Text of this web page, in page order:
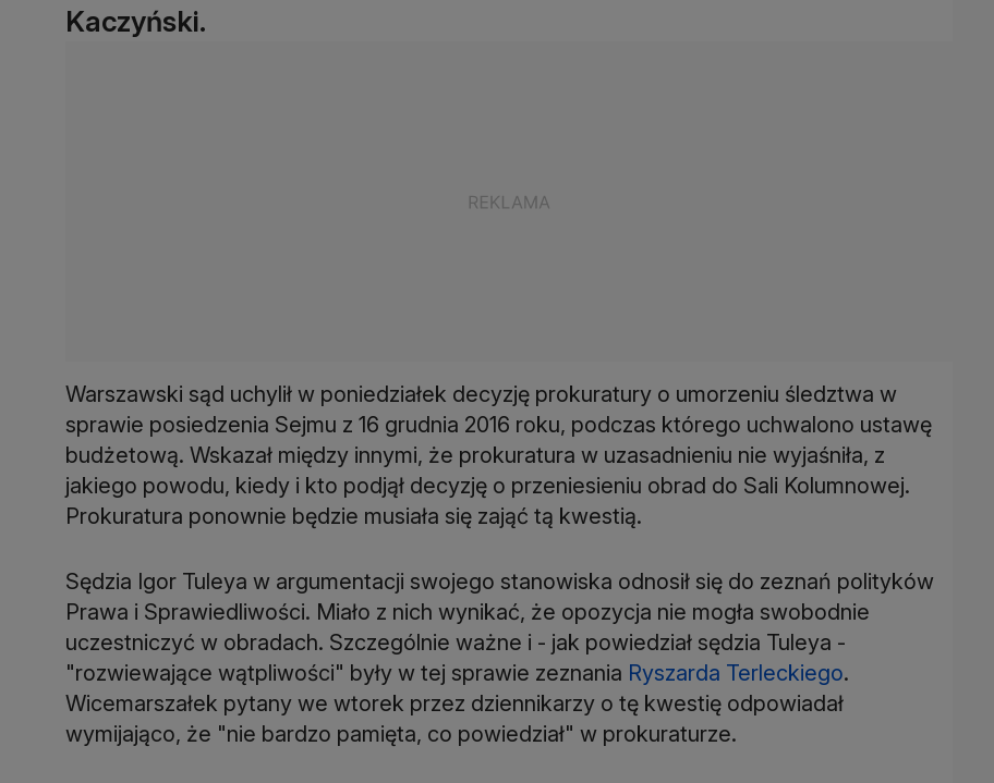
Kaczyński.
Warszawski sąd uchylił w poniedziałek decyzję prokuratury o umorzeniu śledztwa w
sprawie posiedzenia Sejmu z 16 grudnia 2016 roku, podczas którego uchwalono ustawę
budżetową. Wskazał między innymi, że prokuratura w uzasadnieniu nie wyjaśniła, z
jakiego powodu, kiedy i kto podjął decyzję o przeniesieniu obrad do Sali Kolumnowej.
Prokuratura ponownie będzie musiała się zająć tą kwestią.
Sędzia Igor Tuleya w argumentacji swojego stanowiska odnosił się do zeznań polityków
Prawa i Sprawiedliwości. Miało z nich wynikać, że opozycja nie mogła swobodnie
uczestniczyć w obradach. Szczególnie ważne i - jak powiedział sędzia Tuleya -
"rozwiewające wątpliwości" były w tej sprawie zeznania Ryszarda Terleckiego.
Wicemarszałek pytany we wtorek przez dziennikarzy o tę kwestię odpowiadał
wymijająco, że "nie bardzo pamięta, co powiedział" w prokuraturze.